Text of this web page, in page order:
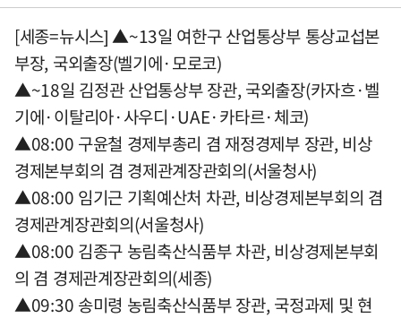
[세종=뉴시스] ▲~13일 여한구 산업통상부 통상교섭본
부장, 국외출장(벨기에·모로코)
▲~18일 김정관 산업통상부 장관, 국외출장(카자흐·벨
기에·이탈리아·사우디·UAE·카타르·체코)
▲08:00 구윤철 경제부총리 겸 재정경제부 장관, 비상
경제본부회의 겸 경제관계장관회의(서울청사)
▲08:00 임기근 기획예산처 차관, 비상경제본부회의 겸
경제관계장관회의(서울청사)
▲08:00 김종구 농림축산식품부 차관, 비상경제본부회
의 겸 경제관계장관회의(세종)
▲09:30 송미령 농림축산식품부 장관, 국정과제 및 현